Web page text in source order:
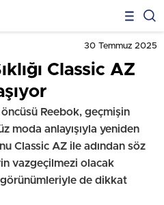
30 Temmuz 2025
Classic AZ
Reebok, geçmişin
moda anlayışıyla yeniden
Classic AZ ile adından söz
vazgeçilmezi olacak
de dikkat